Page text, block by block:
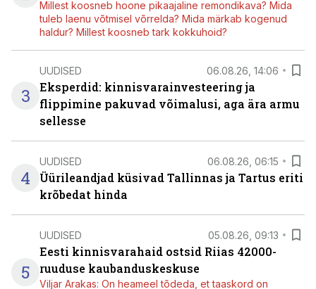
Millest koosneb hoone pikaajaline remondikava? Mida
tuleb laenu võtmisel võrrelda? Mida märkab kogenud
haldur? Millest koosneb tark kokkuhoid?
3
UUDISED 06.08.26, 14:06
Eksperdid: kinnisvarainvesteering ja
flippimine pakuvad võimalusi, aga ära armu
sellesse
4
UUDISED 06.08.26, 06:15
Üürileandjad küsivad Tallinnas ja Tartus eriti
krõbedat hinda
5
UUDISED 05.08.26, 09:13
Eesti kinnisvarahaid ostsid Riias 42000-
ruuduse kaubanduskeskuse
Viljar Arakas: On heameel tõdeda, et taaskord on